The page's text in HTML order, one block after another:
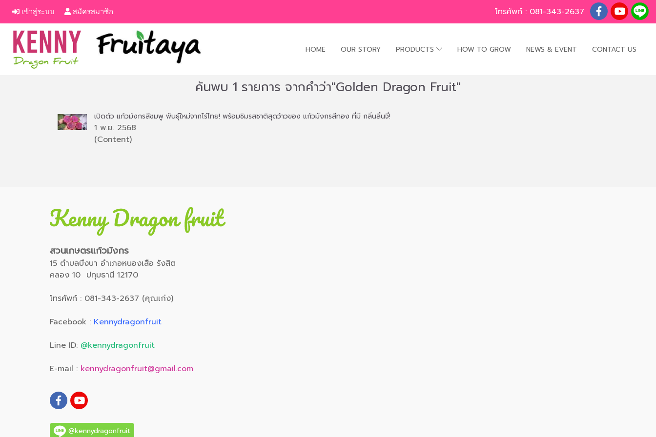
เข้าสู่ระบบ สมัครสมาชิก โทรศัพท์ : 081-343-2637
HOME OUR STORY PRODUCTS HOW TO GROW NEWS & EVENT CONTACT US
ค้นพบ 1 รายการ จากคำว่า"Golden Dragon Fruit"
เปิดตัว แก้วมังกรสีชมพู พันธุ์ใหม่จากไร่ไทย! พร้อมชิมรสชาติสุดว้าวของ แก้วมังกรสีทอง ที่มี กลิ่นลิ้นจี่!
1 พ.ย. 2568
(Content)
สวนเกษตรแก้วมังกร
15 ตำบลบึงบา อำเภอหนองเสือ รังสิต
คลอง 10 ปทุมธานี 12170
โทรศัพท์ : 081-343-2637 (คุณเก่ง)
Facebook : Kennydragonfruit
Line ID: @kennydragonfruit
E-mail : kennydragonfruit@gmail.com
@kennydragonfruit